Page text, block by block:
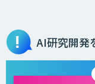
AI研究開発